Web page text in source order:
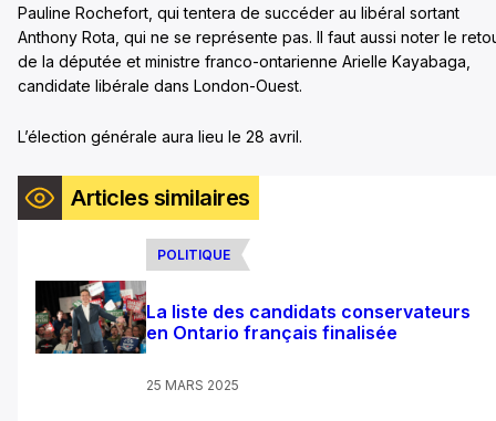
Pauline Rochefort, qui tentera de succéder au libéral sortant
Anthony Rota, qui ne se représente pas. Il faut aussi noter le
de la députée et ministre franco-ontarienne Arielle Kayabaga,
candidate libérale dans London-Ouest.
L’élection générale aura lieu le 28 avril.
Articles similaires
POLITIQUE
La liste des candidats conservateurs
en Ontario français finalisée
25 MARS 2025